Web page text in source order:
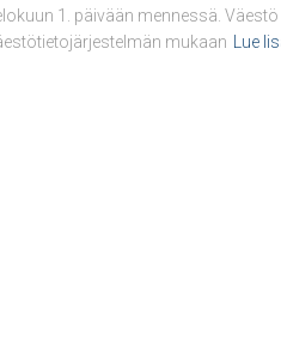
1. päivään mennessä.
mukaan
Lue